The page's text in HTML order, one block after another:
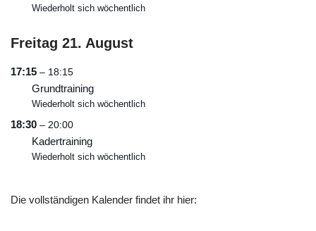
Wiederholt sich wöchentlich
Freitag 21. August
17:15 – 18:15
Grundtraining
Wiederholt sich wöchentlich
18:30 – 20:00
Kadertraining
Wiederholt sich wöchentlich
Die vollständigen Kalender findet ihr hier: